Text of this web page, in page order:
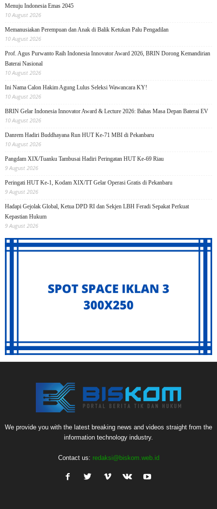
Menuju Indonesia Emas 2045
10 August 2026
Memanusiakan Perempuan dan Anak di Balik Ketukan Palu Pengadilan
10 August 2026
Prof. Agus Purwanto Raih Indonesia Innovator Award 2026, BRIN Dorong Kemandirian
Baterai Nasional
10 August 2026
Ini Nama Calon Hakim Agung Lulus Seleksi Wawancara KY!
10 August 2026
BRIN Gelar Indonesia Innovator Award & Lecture 2026: Bahas Masa Depan Baterai EV
10 August 2026
Danrem Hadiri Buddhayana Run HUT Ke-71 MBI di Pekanbaru
10 August 2026
Pangdam XIX/Tuanku Tambusai Hadiri Peringatan HUT Ke-69 Riau
9 August 2026
Peringati HUT Ke-1, Kodam XIX/TT Gelar Operasi Gratis di Pekanbaru
9 August 2026
Hadapi Gejolak Global, Ketua DPD RI dan Sekjen LBH Feradi Sepakat Perkuat
Kepastian Hukum
9 August 2026
We provide you with the latest breaking news and videos straight from the
information technology industry.
Contact us: redaksi@biskom.web.id